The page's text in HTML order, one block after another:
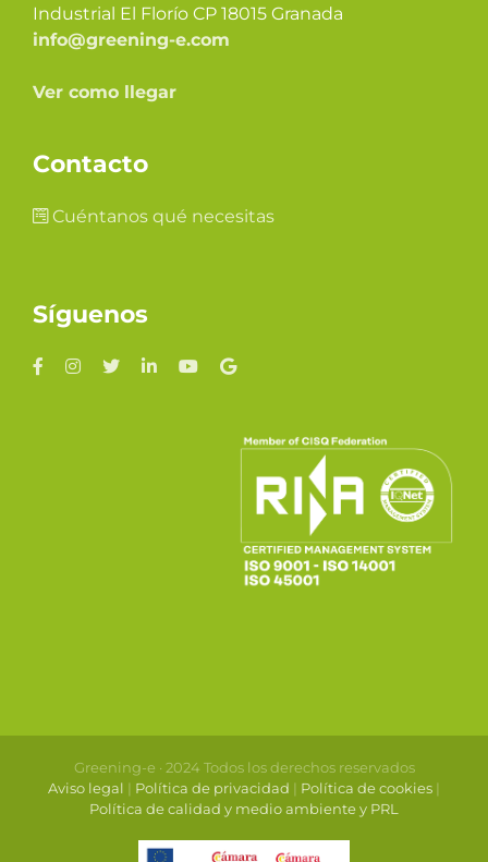
Industrial El Florío CP 18015 Granada
info@greening-e.com
Ver como llegar
Contacto
Cuéntanos qué necesitas
Síguenos
Greening-e · 2024 Todos los derechos reservados
Aviso legal | Política de privacidad | Política de cookies |
Política de calidad y medio ambiente y PRL